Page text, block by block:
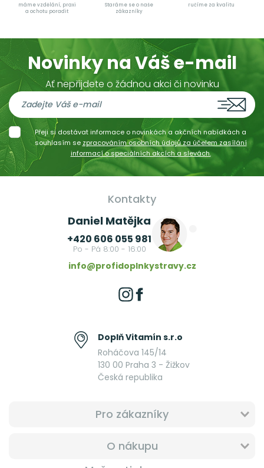
máme vzdělání, praxi
a ochotu poradit
Staráme se o naše
zákazníky
ručíme za kvalitu
Novinky na Váš e-mail
Ať nepřijdete o žádnou akci či novinku
Přeji si dostávat informace o novinkách a akčních nabídkách a
souhlasím se zpracováním osobních údajů za účelem zasílání
informací o speciálních akcích a slevách.
Kontakty
Daniel Matějka
+420 606 055 981
Po - Pá 8:00 - 16:00
info@profidoplnkystravy.cz
Doplň Vitamín s.r.o
Roháčova 145/14
130 00 Praha 3 - Žižkov
Česká republika
Pro zákazníky
O nákupu